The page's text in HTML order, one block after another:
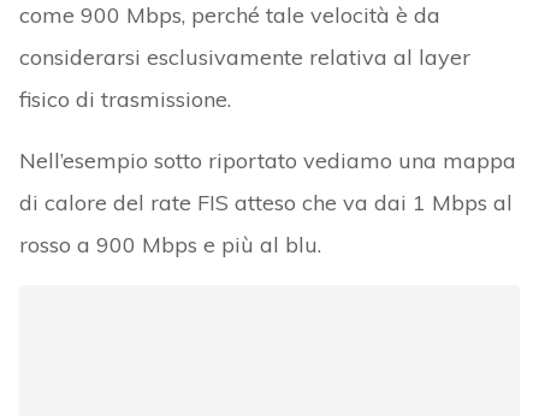
come 900 Mbps, perché tale velocità è da
considerarsi esclusivamente relativa al layer
fisico di trasmissione.
Nell’esempio sotto riportato vediamo una mappa
di calore del rate FIS atteso che va dai 1 Mbps al
rosso a 900 Mbps e più al blu.